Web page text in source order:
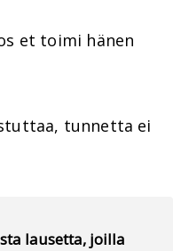
et toimi hänen
tunnetta ei
lausetta, joilla